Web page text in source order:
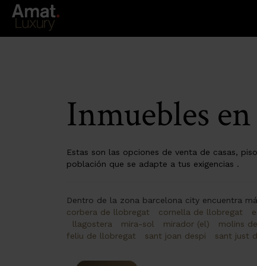
Inmuebles
Estas son las opciones de venta de casas,
población que se adapte a tus exigencias .
Dentro de la zona barcelona city encuentra
corbera de llobregat
cornella de llobregat
llagostera
mira-sol mirador (el) molins
feliu de llobregat
sant joan despi sant just